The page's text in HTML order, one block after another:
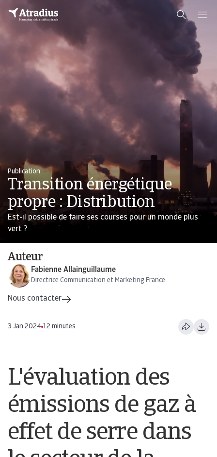
Publication
Transition énergétique
propre : Distribution
Est-il possible de faire ses courses pour un monde plus
vert ?
Auteur
Fabienne Allainguillaume
Directrice Communication et Marketing France
Nous contacter
3 Jan 2024 12 minutes
L'évaluation des
émissions de gaz à
effet de serre dans